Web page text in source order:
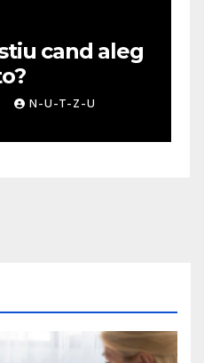
cand aleg
N-U-T-Z-U